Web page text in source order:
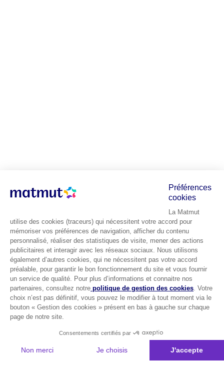
Préférences
cookies
La Matmut
utilise des cookies (traceurs) qui nécessitent votre accord pour
mémoriser vos préférences de navigation, afficher du contenu
personnalisé, réaliser des statistiques de visite, mener des actions
publicitaires et interagir avec les réseaux sociaux. Nous utilisons
également d’autres cookies, qui ne nécessitent pas votre accord
préalable, pour garantir le bon fonctionnement du site et vous fournir
un service de qualité. Pour plus d’informations et connaitre nos
partenaires, consultez notre politique de gestion des cookies. Votre
choix n’est pas définitif, vous pouvez le modifier à tout moment via le
bouton « Gestion des cookies » présent en bas à gauche sur chaque
page de notre site.
Consentements certifiés par
Non merci Je choisis
J'accepte